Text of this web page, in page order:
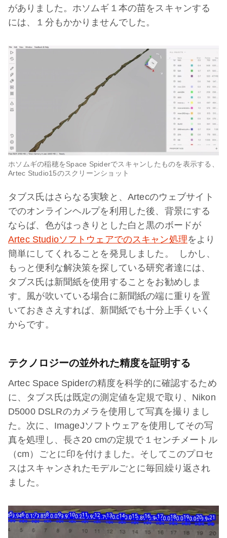
がありました。ホソムギ１本の苗をスキャンする
には、１分もかかりませんでした。
ホソムギの稲穂をSpace Spiderでスキャンしたものを表示する、
Artec Studio15のスクリーンショット
タブス氏はさらなる実験と、Artecのウェブサイト
でのオンラインヘルプを利用した後、背景にする
ならば、色がはっきりとした白と黒のボードが
Artec Studioソフトウェアでのスキャン処理をより
簡単にしてくれることを発見しました。 しかし、
もっと便利な解決策を探している研究者達には、
タブス氏は新聞紙を使用することをお勧めしま
す。風が吹いている場合に新聞紙の端に重りを置
いておきさえすれば、新聞紙でも十分上手くいく
からです。
テクノロジーの並外れた精度を証明する
Artec Space Spiderの精度を科学的に確認するため
に、タブス氏は既定の測定値を定規で取り、Nikon
D5000 DSLRのカメラを使用して写真を撮りまし
た。次に、ImageJソフトウェアを使用してその写
真を処理し、長さ20 cmの定規で１センチメートル
（cm）ごとに印を付けました。そしてこのプロセ
スはスキャンされたモデルごとに毎回繰り返され
ました。